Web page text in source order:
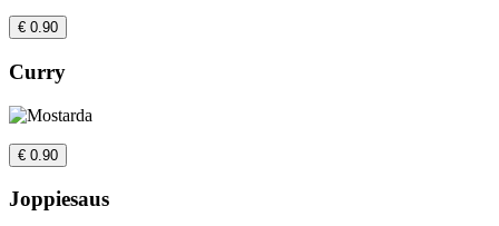
€ 0.90
Curry
€ 0.90
Joppiesaus